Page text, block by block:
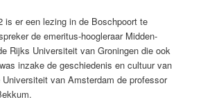
is er een lezing in de Boschpoort te
de emeritus-hoogleraar Midden-
Rijks Universiteit van Groningen die ook
inzake de geschiedenis en cultuur van
van Amsterdam de professor